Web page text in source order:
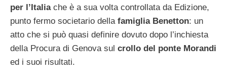
per l’Italiache è a sua volta controllata da Edizione,
punto fermo societario della famiglia Benetton: un
atto che si può quasi definire dovuto dopo l’inchiesta
della Procura di Genova sul crollo del ponte Morandi
ed i suoi risultati.